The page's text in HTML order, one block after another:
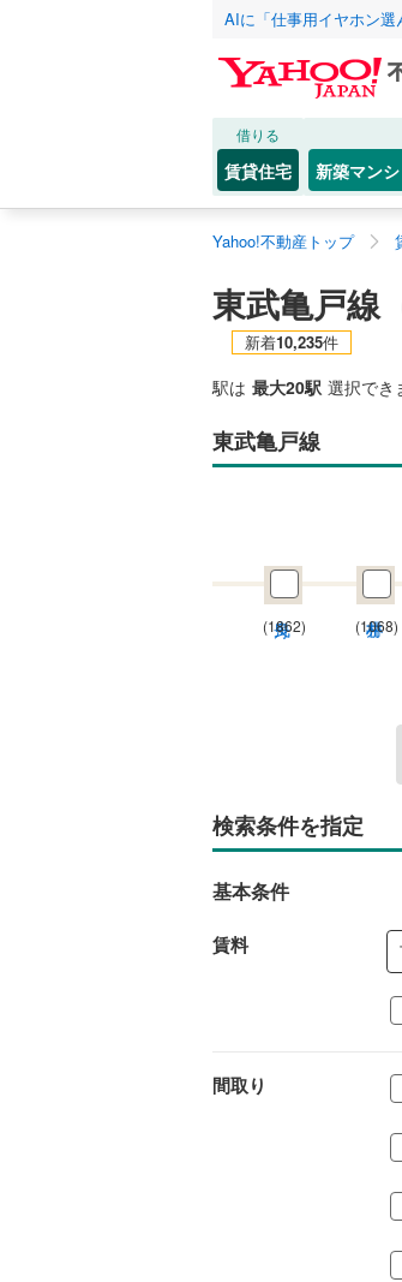
AIに「仕事用イヤホン選
借りる
賃貸住宅 新築マン
Yahoo!不動産トップ
東武亀戸線
新着10,235件
駅は 最大20駅 選択でき
東武亀戸線
(1862) (1068)
検索条件を指定
基本条件
賃料
間取り